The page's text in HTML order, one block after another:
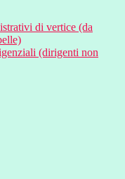
di vertice (da
(dirigenti non